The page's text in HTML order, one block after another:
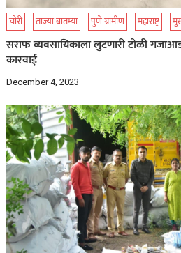
चोरी ताज्या बातम्या पुणे ग्रामीण महाराष्ट्र
सराफ व्यवसायिकाला लुटणारी टोळी
कारवाई
December 4, 2023